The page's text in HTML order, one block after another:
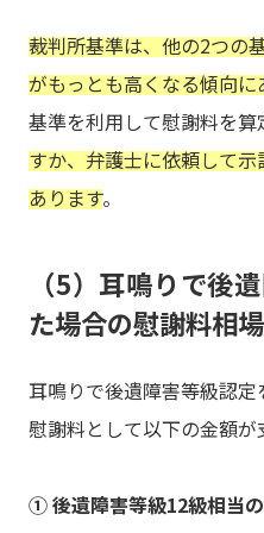
裁判所基準は、他の2つの
がもっとも高くなる傾向に
基準を利用して慰謝料を算
すか、弁護士に依頼して
あります。
（5）耳鳴りで後
た場合の慰謝料相場
耳鳴りで後遺障害等級認
慰謝料として以下の金額が
① 後遺障害等級12級相当